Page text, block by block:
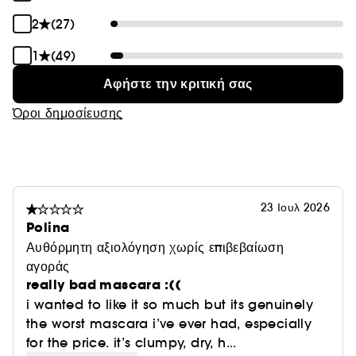
*Δοκιμή ακριβείας σε 30 άτομα.
2
(27)
1
(49)
Αφήστε την κριτική σας
Όροι δημοσίευσης
23 Ιουλ 2026
Polina
Αυθόρμητη αξιολόγηση χωρίς επιβεβαίωση
αγοράς
really bad mascara :((
i wanted to like it so much but its genuinely
the worst mascara i’ve ever had, especially
for the price. it’s clumpy, dry, h...